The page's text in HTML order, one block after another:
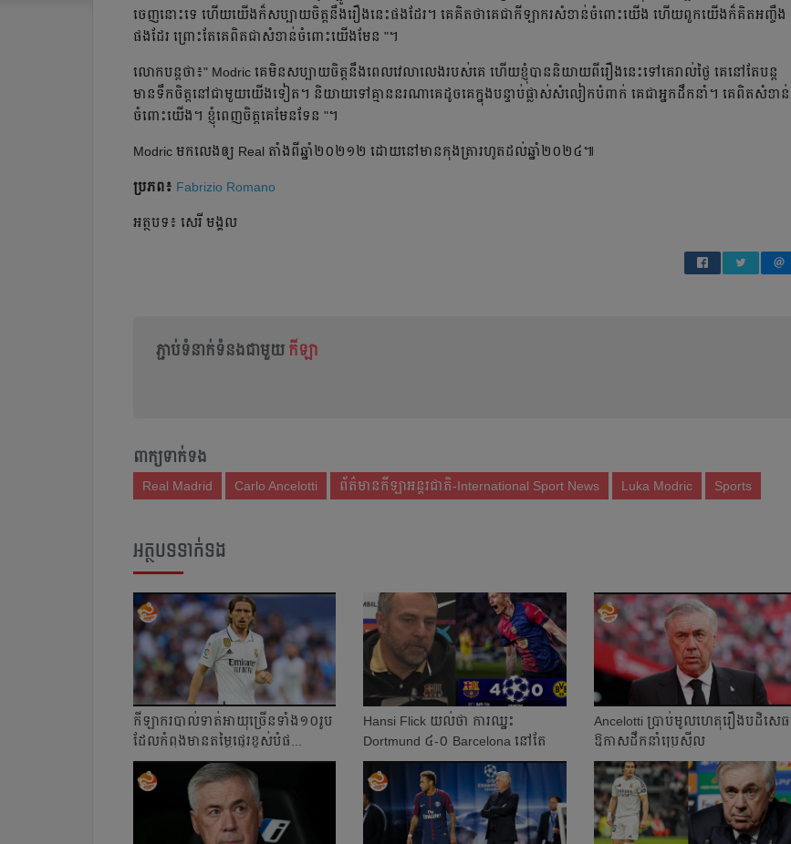
ចេញ​នោះ​ទេ​ ហើយ​យើង​ក៏​សប្បាយ​ចិត្ត​នឹង​រឿង​នេះ​ផង​ដែរ​។ គេ​គិត​ថា​គេ​ជា​កីឡាករ​សំខាន់​ចំពោះ​យើង​ ហើយ​ពួក​យើង​ក៏​គិត​អញ្ចឹង​
ផង​ដែរ​ ព្រោះ​តែ​គេ​ពិត​ជា​សំខាន់​ចំពោះ​យើង​មែន​ "។
លោក​បន្ត​ថា​៖" Modric គេ​មិន​សប្បាយ​ចិត្ត​នឹង​ពេល​វេលា​លេង​របស់​គេ​ ហើយ​ខ្ញុំ​បាន​និយាយ​ពី​រឿង​នេះ​ទៅ​គេ​រាល់​ថ្ងៃ​ គេ​នៅ​តែ​បន្ត​
មាន​ទឹកចិត្ត​នៅ​ជា​មួយ​យើង​ទៀត​។ និយាយ​ទៅ​គ្មាន​នរណា​គេ​ដូច​គេ​ក្នុង​បន្ទាប់​ផ្លាស់​សំលៀក​បំពាក់​ គេ​ជា​អ្នកដឹកនាំ​។ គេ​ពិត​សំខាន់​
ចំពោះ​យើង​។ ខ្ញុំ​ពេញ​ចិត្ត​គេ​មែន​ទែន​ "។
Modric មក​លេង​ឲ្យ​ Real តាំង​ពី​ឆ្នាំ​២០២១២​ ដោយ​នៅ​មាន​កុងត្រា​រហូត​ដល់​ឆ្នាំ​២០២៤៕
ប្រភព៖ Fabrizio Romano
អត្ថបទ៖ សេរី មង្គល
ភ្ជាប់ទំនាក់ទំនងជាមួយ កីឡា
ពាក្យទាក់ទង
Real Madrid Carlo Ancelotti ព័ត៌មានកីឡាអន្តរជាតិ-International Sport News Luka Modric Sports
អត្ថបទទាក់ទង
កីឡាករ​បាល់ទាត់​អាយុច្រើនទាំង​១០​រូប​
ដែលកំពុងមាន​តម្លៃ​ផ្ទេរខ្ពស់​បំផ...
Hansi Flick យល់​ថា ការ​ឈ្នះ
Dortmund ៤-០ Barcelona នៅ​តែ​​
មាន​ចំណុច​កែ...
Ancelotti ប្រាប់​មូលហេតុ​រឿង​បដិសេធ​
ឱកាស​ដឹកនាំ​ប្រេស៊ីល